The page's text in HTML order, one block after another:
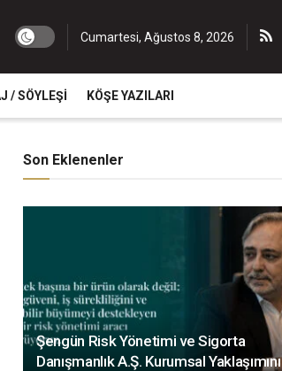
Cumartesi, Ağustos 8, 2026
/ SÖYLEŞI KÖŞE YAZILARI
Son Eklenenler
Şengün Risk Yönetimi ve Sigorta
Danışmanlık A.Ş. Kurumsal Yaklaşımını